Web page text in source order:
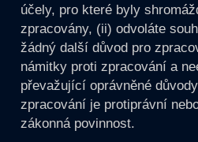
účely, pro které byly
zpracovány, (ii) odvoláte
žádný další důvod pro
námitky proti zpracování a
převažující oprávněné
zpracování je protiprávní
zákonná povinnost.